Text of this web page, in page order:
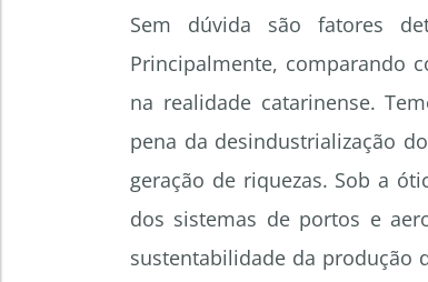
Sem dúvida são fatores
Principalmente, comparando
na realidade catarinense.
pena da desindustrialização
geração de riquezas. Sob a
dos sistemas de portos e
sustentabilidade da produção